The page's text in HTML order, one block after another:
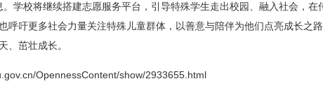
。学校将继续搭建志愿服务平台，引导特殊学生走出校园、融入社会，在
呼吁更多社会力量关注特殊儿童群体，以善意与陪伴为他们点亮成长之
、茁壮成长。
OpennessContent/show/2933655.html